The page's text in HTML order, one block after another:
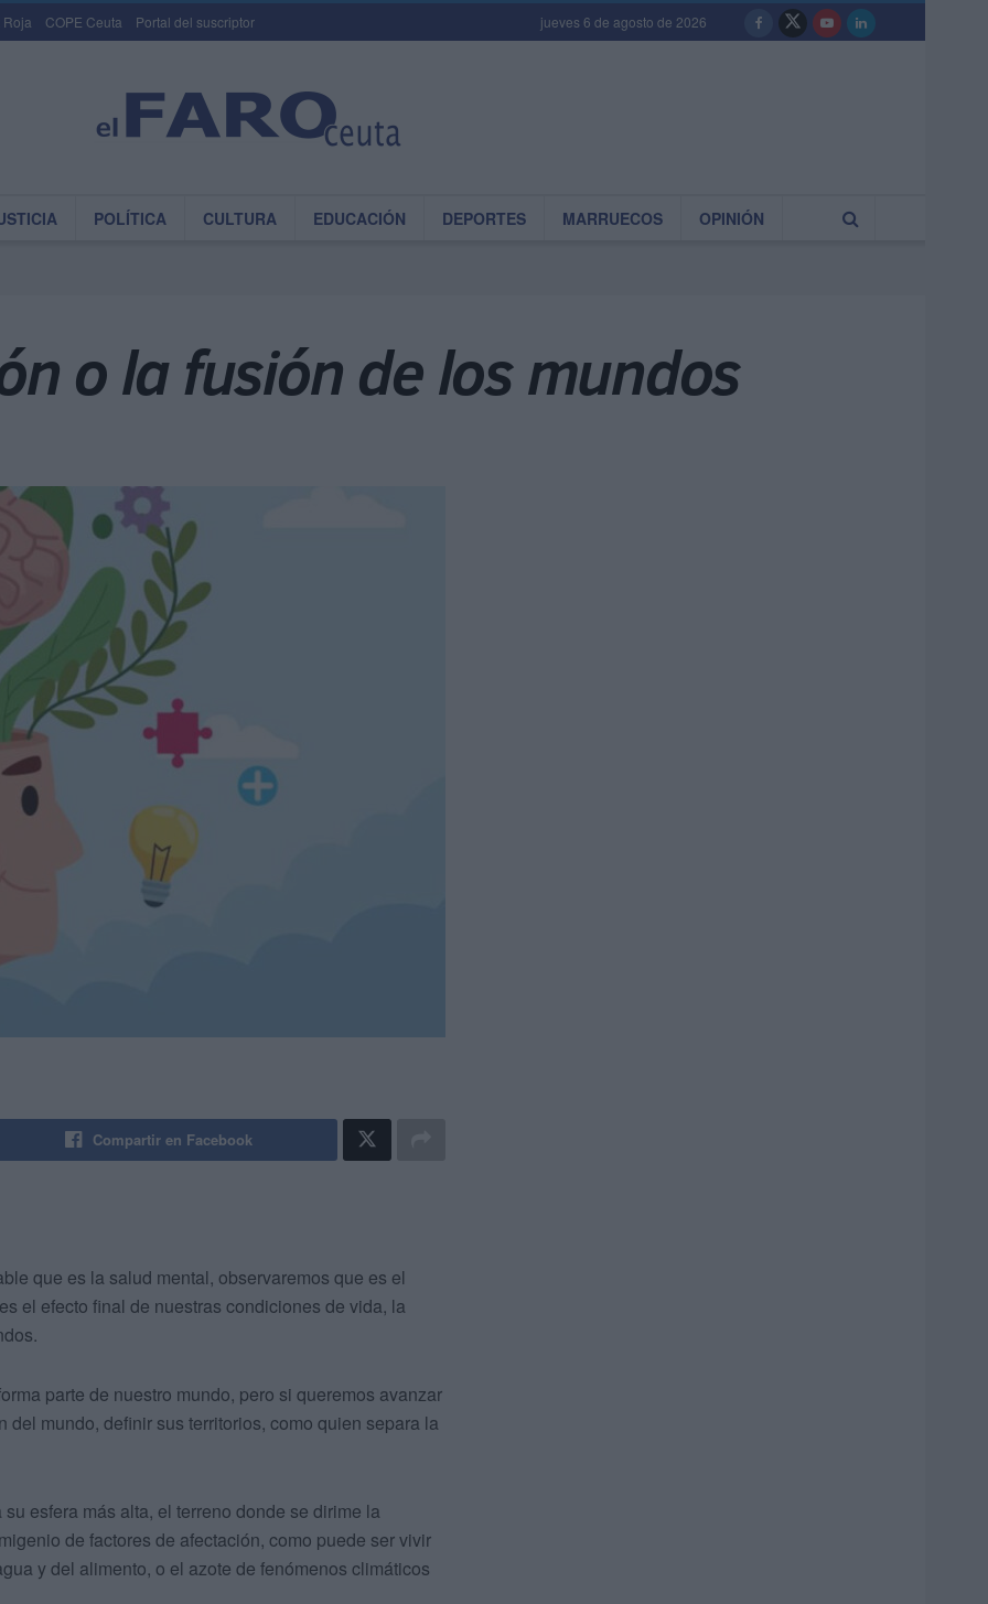
Roja COPE Ceuta Portal del suscriptor jueves 6 de agosto de 2026
POLÍTICA CULTURA EDUCACIÓN DEPORTES MARRUECOS OPINIÓN
o la fusión de los mundos
Compartir en Facebook
que es la salud mental, observaremos que es el
el efecto final de nuestras condiciones de vida, la
parte de nuestro mundo, pero si queremos avanzar
mundo, definir sus territorios, como quien separa la
esfera más alta, el terreno donde se dirime la
de factores de afectación, como puede ser vivir
y del alimento, o el azote de fenómenos climáticos